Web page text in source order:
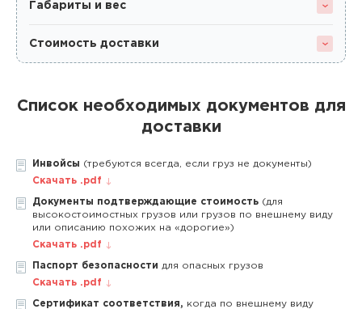
Габариты и вес
Стоимость доставки
Список необходимых документов для
доставки
Инвойсы (требуются всегда, если груз не документы)
Скачать .pdf
Документы подтверждающие стоимость (для
высокостоимостных грузов или грузов по внешнему виду
или описанию похожих на «дорогие»)
Скачать .pdf
Паспорт безопасности для опасных грузов
Скачать .pdf
Сертификат соответствия, когда по внешнему виду